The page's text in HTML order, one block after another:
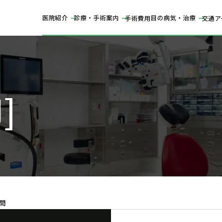
医院紹介 診療・手術案内 手術費用目の病気・治療 交通